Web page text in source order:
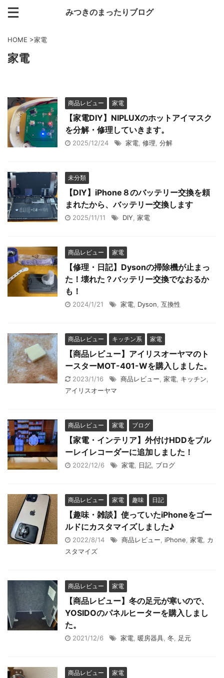
みつきのまったりブログ
HOME >家電
家電
商品レビュー 家電
【家電DIY】NIPLUXのホットアイマスク
を分解・修理していきます。
2025/12/24 家電 修理 分解
未分類
【DIY】iPhone８のバッテリー交換を頼
まれたから、バッテリー交換します
2025/11/11 DIY 家電
商品レビュー 家電
【修理・日記】Dysonの掃除機が止まっ
た！壊れた？バッテリー交換でなおるか
も！
2024/1/21 家電 Dyson 互換性
商品レビュー キッチン系 家電
【商品レビュー】アイリスオーヤマのト
ースターMOT-401-Wを購入しました。
2023/1/16 商品レビュー 家電 キッチン
アイリスオーヤマ
商品レビュー 家電 ブログ
【家電・インテリア】外付けHDDをブル
ーレイレコーダーに追加しました！
2022/12/6 家電 日記 ブログ
商品レビュー 家電 趣味 日記
【趣味・雑談】使っていたiPhoneをゴー
ルドにカスタマイズしました♪
2022/8/14 商品レビュー iPhone 家電 カ
スタマイズ
商品レビュー 家電
【商品レビュー】冬の足元が寒いので、
YOSIDOのパネルヒーターを購入しまし
た。
2021/12/6 家電 暖房器具 冬 足元
商品レビュー 家電